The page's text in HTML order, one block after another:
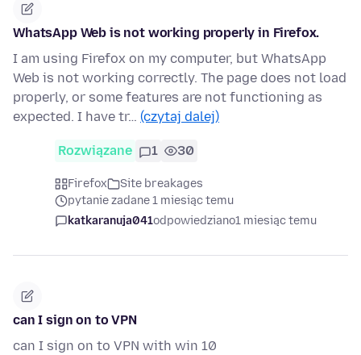
WhatsApp Web is not working properly in Firefox.
I am using Firefox on my computer, but WhatsApp
Web is not working correctly. The page does not load
properly, or some features are not functioning as
expected. I have tr… (czytaj dalej)
Rozwiązane 1 30
Firefox
Site breakages
pytanie zadane 1 miesiąc temu
katkaranuja041odpowiedziano1 miesiąc temu
can I sign on to VPN
can I sign on to VPN with win 10